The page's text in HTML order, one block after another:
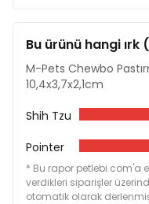
Bu ürünü hangi
M-Pets Chewbo
10,4x3,7x2,1cm
Shih Tzu
Pointer
* Bu rapor petlebi.com'a
verdikleri siparişler
otomatik olarak